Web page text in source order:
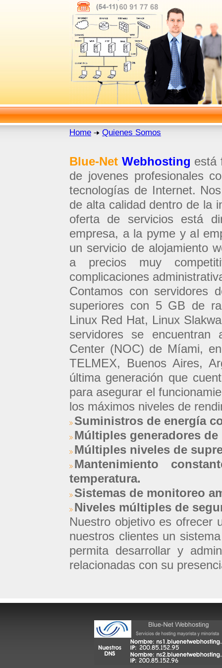
Home Quienes Somos
Blue-Net Webhosting está
de jovenes profesionales
tecnologías de Internet.
de alta calidad dentro de la
oferta de servicios está
empresa, a la pyme y al
un servicio de alojamiento
a precios muy
complicaciones
Contamos con servidores
superiores con 5 GB de
Linux Red Hat, Linux
servidores se encuentran
Center (NOC) de Míami,
TELMEX, Buenos Aires,
última generación que
para asegurar el
los máximos niveles de
Suministros de energía
Múltiples generadores de
Múltiples niveles de
Mantenimiento
temperatura.
Sistemas de monitoreo
Niveles múltiples de
Nuestro objetivo es ofrecer
nuestros clientes un
permita desarrollar y
relacionadas con su